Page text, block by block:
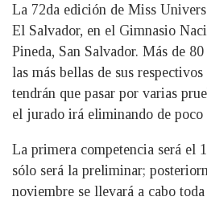
La 72da edición de Miss
El Salvador, en el Gimnasio
Pineda, San Salvador. Más de
las más bellas de sus
tendrán que pasar por varias
el jurado irá eliminando de
La primera competencia será el
sólo será la preliminar;
noviembre se llevará a cabo